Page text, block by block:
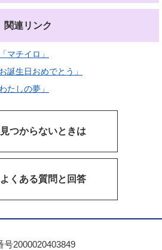
関連リンク
マチイロ」
誕生日おめでとう」
たしの夢」
見つからないときは
よくある質問と回答
号2000020403849